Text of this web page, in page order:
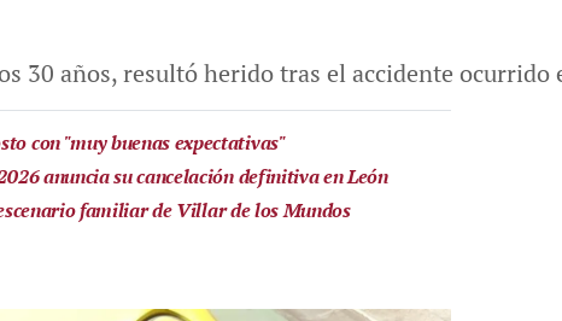
30 años, resultó herido tras el accidente ocurrido
con "muy buenas expectativas"
anuncia su cancelación definitiva en León
familiar de Villar de los Mundos